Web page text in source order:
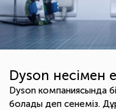
Dyson несімен
Dyson компаниясында
болады деп сенеміз.